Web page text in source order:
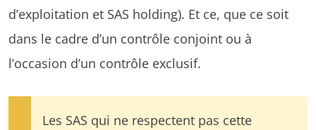
d’exploitation et SAS holding). Et ce, que ce soit
dans le cadre d’un contrôle conjoint ou à
l’occasion d’un contrôle exclusif.
Les SAS qui ne respectent pas cette